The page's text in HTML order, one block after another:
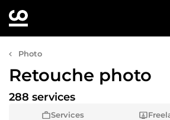
Photo
Retouche photo
Services
288 services